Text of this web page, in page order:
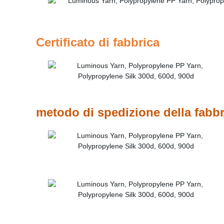
Certificato di fabbrica
metodo di spedizione della